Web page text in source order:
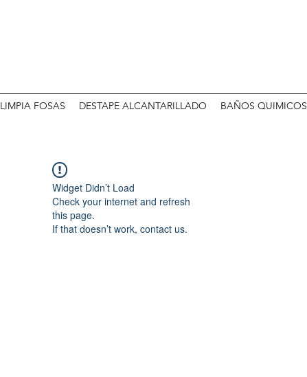
LIMPIA FOSAS DESTAPE ALCANTARILLADO BAÑOS QUIMICOS
Widget Didn’t Load
Check your internet and refresh
this page.
If that doesn’t work, contact us.